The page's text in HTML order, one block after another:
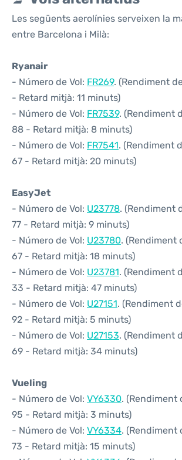
Les següents aerolínies serveixen la
entre Barcelona i Milà:
Ryanair
- Número de Vol: FR269. (Rendiment
- Retard mitjà: 11 minuts)
- Número de Vol: FR7539. (Rendiment
88 - Retard mitjà: 8 minuts)
- Número de Vol: FR7541. (Rendiment
67 - Retard mitjà: 20 minuts)
EasyJet
- Número de Vol: U23778. (Rendiment
77 - Retard mitjà: 9 minuts)
- Número de Vol: U23780. (Rendiment
67 - Retard mitjà: 18 minuts)
- Número de Vol: U23781. (Rendiment
33 - Retard mitjà: 47 minuts)
- Número de Vol: U27151. (Rendiment
92 - Retard mitjà: 5 minuts)
- Número de Vol: U27153. (Rendiment
69 - Retard mitjà: 34 minuts)
Vueling
- Número de Vol: VY6330.
95 - Retard mitjà: 3 minuts)
- Número de Vol: VY6334.
73 - Retard mitjà: 15 minuts)